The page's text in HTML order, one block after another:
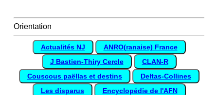
Orientation
Actualités NJ
ANRO(ranaise) France
J Bastien-Thiry Cercle
CLAN-R
Couscous paëllas et destins
Deltas-Collines
Les disparus
Encyclopédie de l'AFN